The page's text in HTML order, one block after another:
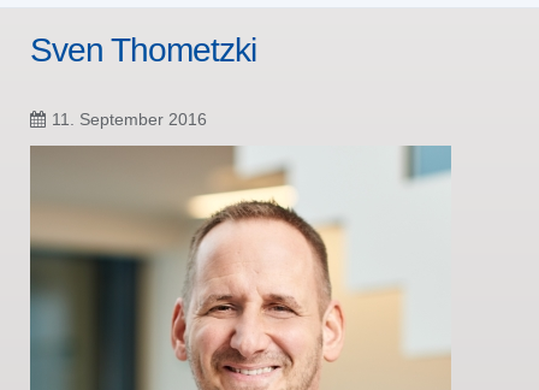
Sven Thometzki
11. September 2016